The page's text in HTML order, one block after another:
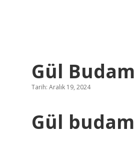
Gül
Tarih: Aralık 19, 2024
Gül